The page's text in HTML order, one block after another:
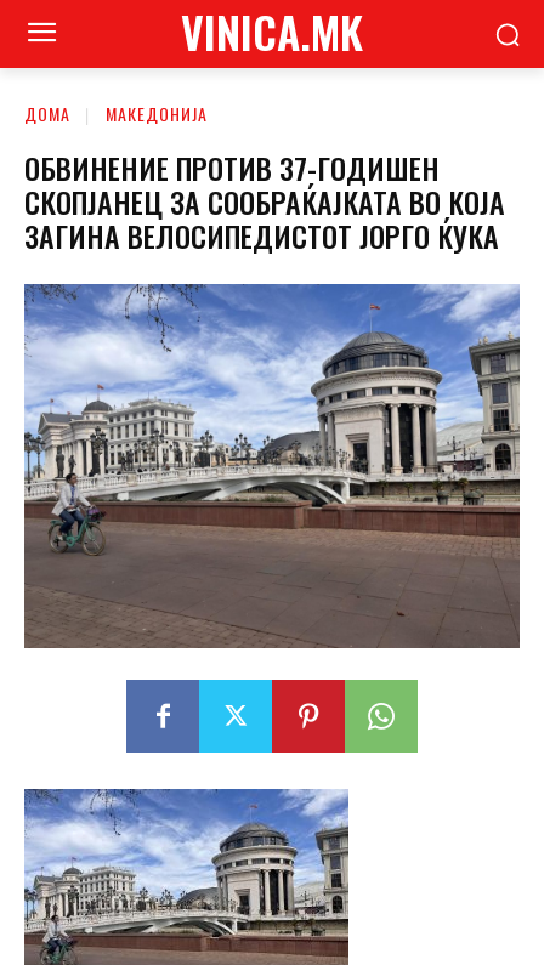
VINICA.MK
ДОМА МАКЕДОНИЈА
ОБВИНЕНИЕ ПРОТИВ 37-ГОДИШЕН
СКОПЈАНЕЦ ЗА СООБРАЌАЈКАТА ВО КОЈА
ЗАГИНА ВЕЛОСИПЕДИСТОТ ЈОРГО ЌУКА